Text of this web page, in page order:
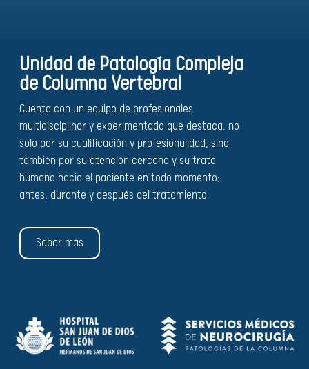
Unidad de Patología Compleja
de Columna Vertebral
Cuenta con un equipo de profesionales
multidisciplinar y experimentado que destaca, no
solo por su cualificación y profesionalidad, sino
también por su atención cercana y su trato
humano hacia el paciente en todo momento;
antes, durante y después del tratamiento.
Saber más